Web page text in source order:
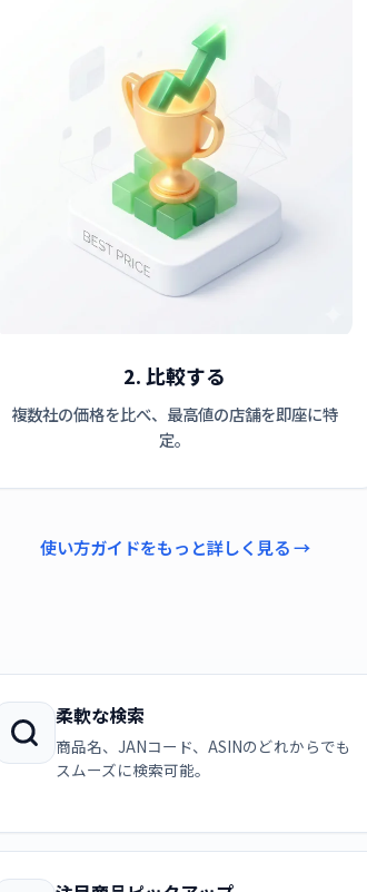
2. 比較する
複数社の価格を比べ、最高値の店舗を即座に特
定。
使い方ガイドをもっと詳しく見る →
柔軟な検索
商品名、JANコード、ASINのどれからでも
スムーズに検索可能。